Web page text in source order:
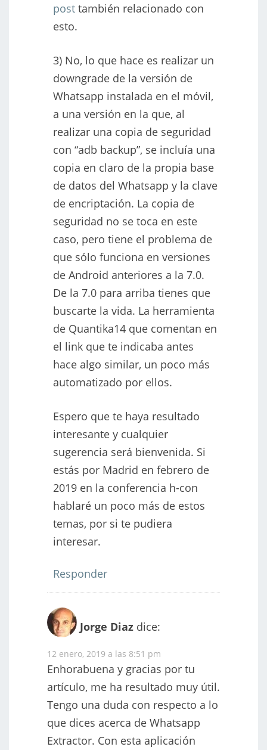
post también relacionado con
esto.
3) No, lo que hace es realizar un
downgrade de la versión de
Whatsapp instalada en el móvil,
a una versión en la que, al
realizar una copia de seguridad
con “adb backup”, se incluía una
copia en claro de la propia base
de datos del Whatsapp y la clave
de encriptación. La copia de
seguridad no se toca en este
caso, pero tiene el problema de
que sólo funciona en versiones
de Android anteriores a la 7.0.
De la 7.0 para arriba tienes que
buscarte la vida. La herramienta
de Quantika14 que comentan en
el link que te indicaba antes
hace algo similar, un poco más
automatizado por ellos.
Espero que te haya resultado
interesante y cualquier
sugerencia será bienvenida. Si
estás por Madrid en febrero de
2019 en la conferencia h-con
hablaré un poco más de estos
temas, por si te pudiera
interesar.
Responder
Jorge Diaz dice:
12 enero, 2019 a las 8:51 pm
Enhorabuena y gracias por tu
artículo, me ha resultado muy útil.
Tengo una duda con respecto a lo
que dices acerca de Whatsapp
Extractor. Con esta aplicación